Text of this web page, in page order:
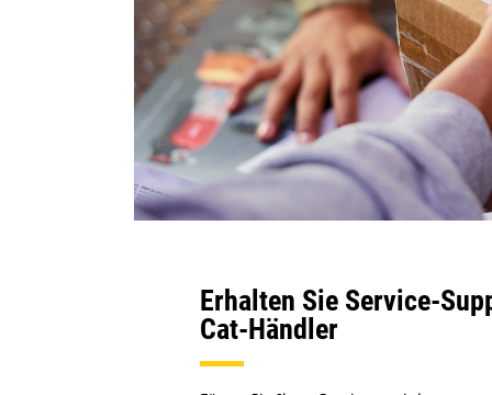
Erhalten Sie Service-
Cat-Händler